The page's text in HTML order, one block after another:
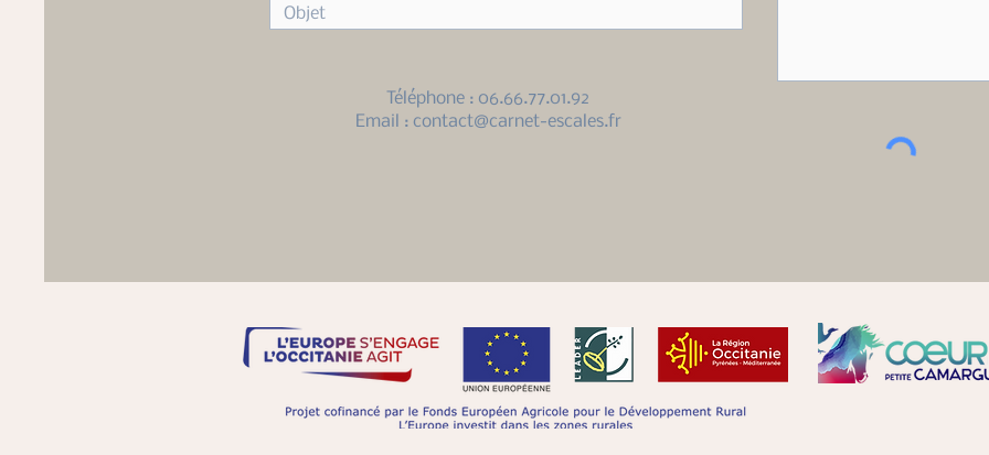
Téléphone : 06.66.77.01.92
Email : contact@carnet-escales.fr